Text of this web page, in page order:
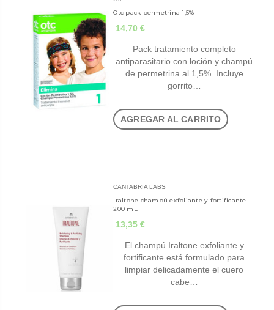
Otc pack permetrina 1,5%
14,70 €
Pack tratamiento completo
antiparasitario con loción y champú
de permetrina al 1,5%. Incluye
gorrito…
AGREGAR AL CARRITO
CANTABRIA LABS
Iraltone champú exfoliante y fortificante
200 mL
13,35 €
El champú Iraltone exfoliante y
fortificante está formulado para
limpiar delicadamente el cuero
cabe…